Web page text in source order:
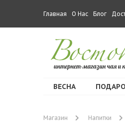
Главная О Нас Блог
ВЕСНА
Магазин Напитки